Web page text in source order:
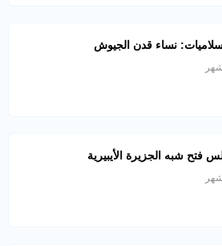
نساء قدن الجيوش
فتح شبه الجزيرة الأيبيرية